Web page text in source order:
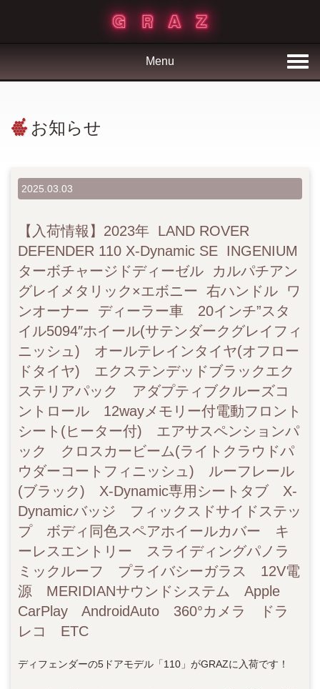
Menu
お知らせ
2025.03.03
【入荷情報】2023年 LAND ROVER
DEFENDER 110 X-Dynamic SE INGENIUM
ターボチャージドディーゼル カルパチアン
グレイメタリック×エボニー 右ハンドル ワ
ンオーナー ディーラー車 20インチ”スタ
イル5094″ホイール(サテンダークグレイフィ
ニッシュ) オールテレインタイヤ(オフロー
ドタイヤ) エクステンデッドブラックエク
ステリアパック アダプティブクルーズコ
ントロール 12wayメモリー付電動フロント
シート(ヒーター付) エアサスペンションパ
ック クロスカービーム(ライトクラウドパ
ウダーコートフィニッシュ) ルーフレール
(ブラック) X-Dynamic専用シートタブ X-
Dynamicバッジ フィックスドサイドステッ
プ ボディ同色スペアホイールカバー キ
ーレスエントリー スライディングパノラ
ミックルーフ プライバシーガラス 12V電
源 MERIDIANサウンドシステム Apple
CarPlay AndroidAuto 360°カメラ ドラ
レコ ETC
ディフェンダーの5ドアモデル「110」がGRAZに入荷です！